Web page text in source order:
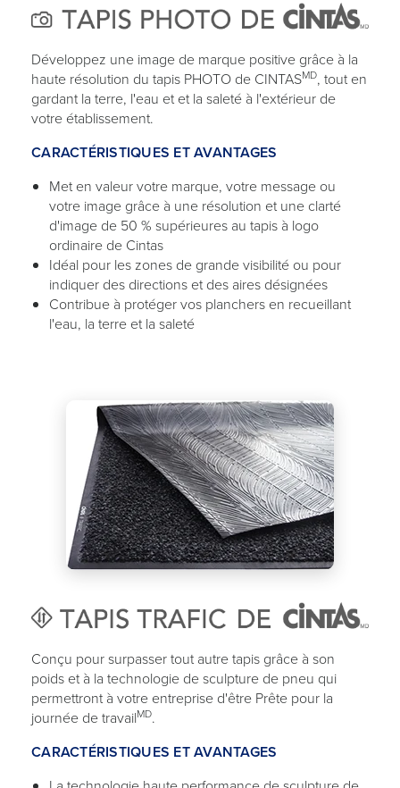
Développez une image de marque positive grâce à la
haute résolution du tapis PHOTO de CINTASMD, tout en
gardant la terre, l'eau et et la saleté à l'extérieur de
votre établissement.
CARACTÉRISTIQUES ET AVANTAGES
Met en valeur votre marque, votre message ou
votre image grâce à une résolution et une clarté
d'image de 50 % supérieures au tapis à logo
ordinaire de Cintas
Idéal pour les zones de grande visibilité ou pour
indiquer des directions et des aires désignées
Contribue à protéger vos planchers en recueillant
l'eau, la terre et la saleté
Conçu pour surpasser tout autre tapis grâce à son
poids et à la technologie de sculpture de pneu qui
permettront à votre entreprise d'être Prête pour la
journée de travailMD.
CARACTÉRISTIQUES ET AVANTAGES